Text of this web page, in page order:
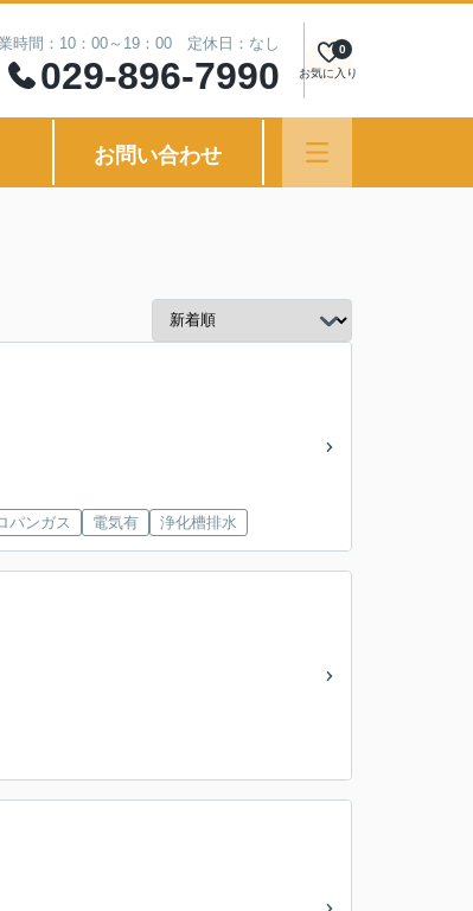
時間：10：00～19：00 定休日：なし
029-896-7990 お気に入り
0
お問い合わせ
パンガス 電気有 浄化槽排水